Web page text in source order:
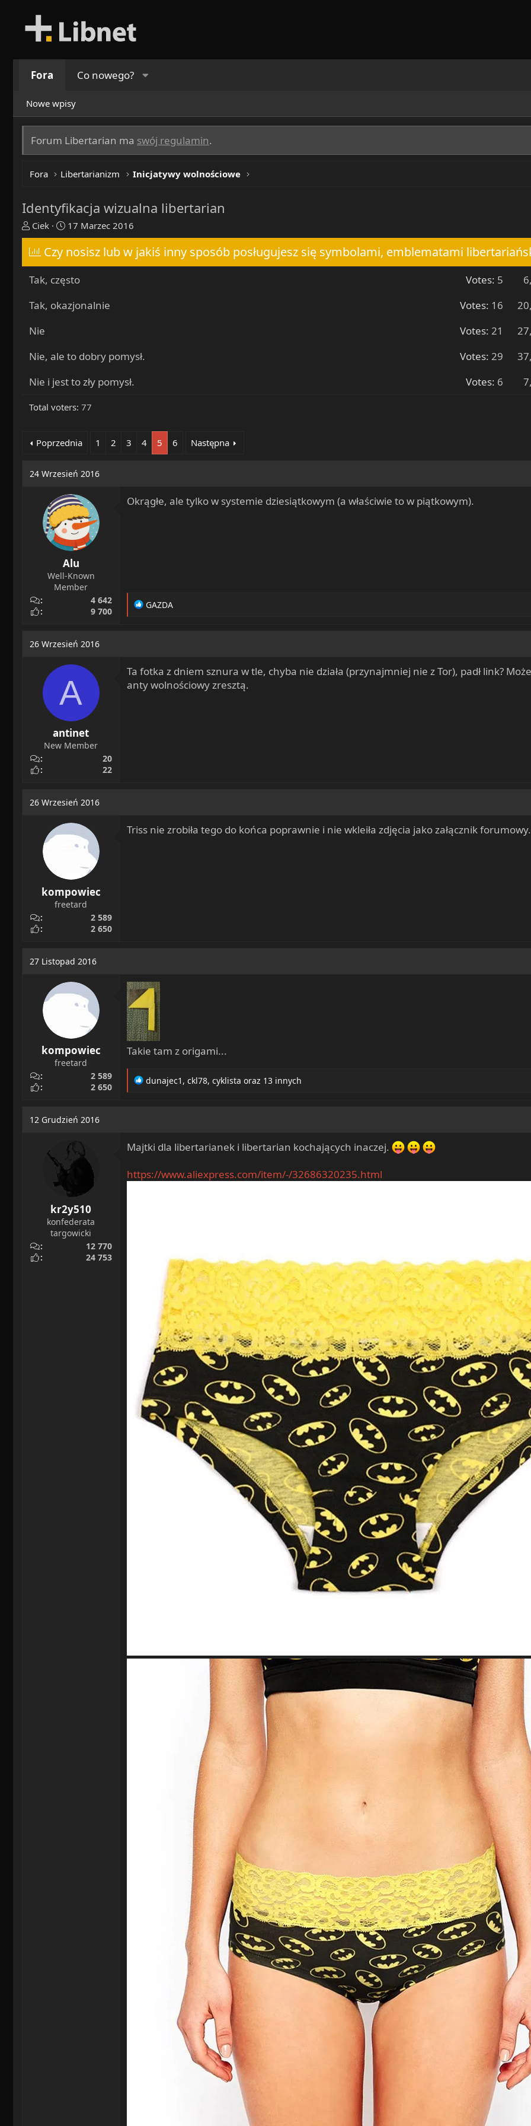
Fora Co nowego?
Nowe wpisy
Forum Libertarian ma swój regulamin.
Fora Libertarianizm Inicjatywy wolnościowe
Identyfikacja wizualna libertarian
T
h
r
a
d
s
t
a
r
e
Ciek
R
o
z
o
c
ę
17 Marzec 2016
Czy nosisz lub w jakiś inny sposób posługujesz się symbolami, emblematami
Tak, często Votes: 5
Tak, okazjonalnie
Votes: 16
Nie
Votes: 21
Nie, ale to dobry pomysł.
Votes: 29
Nie i jest to zły pomysł.
Votes: 6
Total voters 77
Poprzednia 1 2 3 4 5 6 Następna
24 Wrzesień 2016
Alu
Well-Known
Member
4 642
9 700
Okrągłe, ale tylko w systemie dziesiątkowym (a właściwie to w piątkowym).
R
o
n
GAZDA
26 Wrzesień 2016
A
antinet
New Member
20
22
Ta fotka z dniem sznura w tle, chyba nie działa (przynajmniej nie z Tor), padł link?
anty wolnościowy zresztą.
26 Wrzesień 2016
kompowiec
freetard
2 589
2 650
Triss nie zrobiła tego do końca poprawnie i nie wkleiła zdjęcia jako załącznik forumowy.
27 Listopad 2016
kompowiec
freetard
2 589
2 650
Takie tam z origami...
R
o
s
:
dunajec1 , ckl78, cyklista oraz 13 innych
12 Grudzień 2016
kr2y510
konfederata
targowicki
12 770
24 753
Majtki dla libertarianek i libertarian kochających inaczej.
https://www.aliexpress.com/item/-/32686320235.html